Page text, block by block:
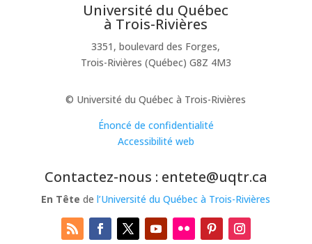
Université du Québec
à Trois-Rivières
3351, boulevard des Forges,
Trois-Rivières (Québec) G8Z 4M3
© Université du Québec à Trois-Rivières
Énoncé de confidentialité
Accessibilité web
Contactez-nous : entete@uqtr.ca
En Tête del’Université du Québec à Trois-Rivières